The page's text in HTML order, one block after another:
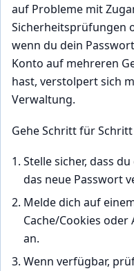
auf Probleme mit
Sicherheitsprüfungen
wenn du dein
Konto auf mehreren
hast, verstolpert sich
Verwaltung.
Gehe Schritt für
Stelle sicher, dass
das neue Passwort
Melde dich auf
Cache/Cookies
an.
Wenn verfügbar,